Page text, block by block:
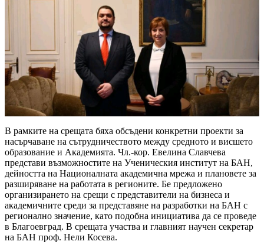
В рамките на срещата бяха обсъдени конкретни проекти за
насърчаване на сътрудничеството между средното и висшето
образование и Академията. Чл.-кор. Евелина Славчева
представи възможностите на Ученическия институт на БАН,
дейността на Националната академична мрежа и плановете за
разширяване на работата в регионите. Бе предложено
организирането на срещи с представители на бизнеса и
академичните среди за представяне на разработки на БАН с
регионално значение, като подобна инициатива да се проведе
в Благоевград. В срещата участва и главният научен секретар
на БАН проф. Нели Косева.